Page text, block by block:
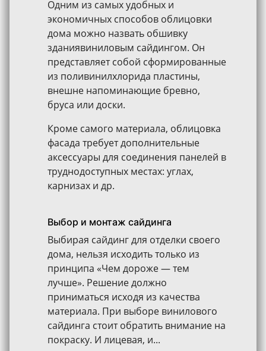
Одним из самых удобных и
экономичных способов облицовки
дома можно назвать обшивку
зданиявиниловым сайдингом. Он
представляет собой сформированные
из поливинилхлорида пластины,
внешне напоминающие бревно,
бруса или доски.
Кроме самого материала, облицовка
фасада требует дополнительные
аксессуары для соединения панелей в
труднодоступных местах: углах,
карнизах и др.
Выбор и монтаж сайдинга
Выбирая сайдинг для отделки своего
дома, нельзя исходить только из
принципа «Чем дороже — тем
лучше». Решение должно
приниматься исходя из качества
материала. При выборе винилового
сайдинга стоит обратить внимание на
покраску. И лицевая, и...